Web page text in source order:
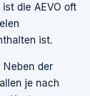
die AEVO oft
ist.
Neben der
je nach